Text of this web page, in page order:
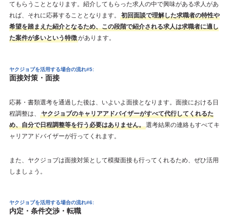
てもらうこととなります。紹介してもらった求人の中で興味がある求人があ
れば、それに応募することとなります。
初回面談で理解した求職者の特性や
希望を踏まえた紹介となるため、この段階で紹介される求人は求職者に適し
た案件が多いという特徴があります。
ヤクジョブを活用する場合の流れ#5:
面接対策・面接
応募・書類選考を通過した後は、いよいよ面接となります。面接における日
程調整は、
ヤクジョブのキャリアアドバイザーがすべて代行してくれるた
め、自分で日程調整等を行う必要はありません。選考結果の連絡もすべてキ
ャリアアドバイザーが行ってくれます。
また、ヤクジョブは面接対策として模擬面接も行ってくれるため、ぜひ活用
しましょう。
ヤクジョブを活用する場合の流れ#6:
内定・条件交渉・転職